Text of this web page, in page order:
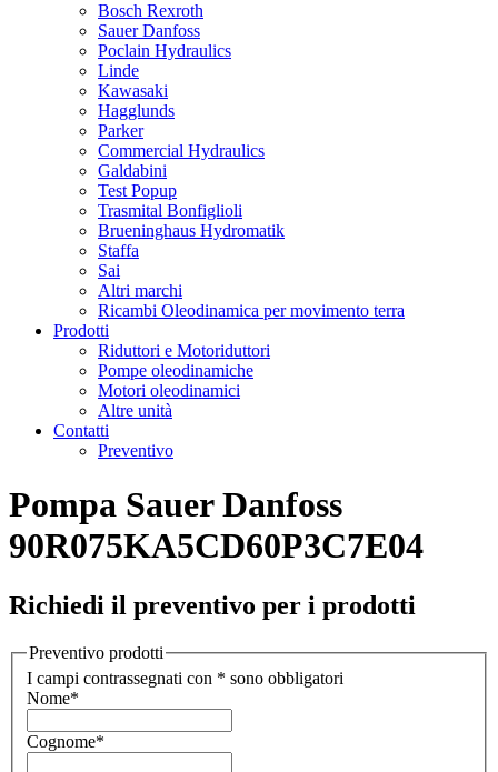
Bosch Rexroth
Sauer Danfoss
Poclain Hydraulics
Linde
Kawasaki
Hagglunds
Parker
Commercial Hydraulics
Galdabini
Test Popup
Trasmital Bonfiglioli
Brueninghaus Hydromatik
Staffa
Sai
Altri marchi
Ricambi Oleodinamica per movimento terra
Prodotti
Riduttori e Motoriduttori
Pompe oleodinamiche
Motori oleodinamici
Altre unità
Contatti
Preventivo
Pompa Sauer Danfoss
90R075KA5CD60P3C7E04
Richiedi il preventivo per i prodotti
Preventivo prodotti
I campi contrassegnati con * sono obbligatori
Nome*
Cognome*